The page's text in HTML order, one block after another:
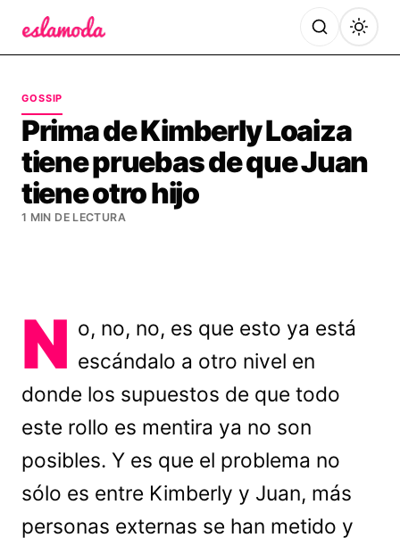
GOSSIP
Prima de Kimberly Loaiza
tiene pruebas de que Juan
tiene otro hijo
1 MIN DE LECTURA
N o, no, no, es que esto ya está
escándalo a otro nivel en
donde los supuestos de que todo
este rollo es mentira ya no son
posibles. Y es que el problema no
sólo es entre Kimberly y Juan, más
personas externas se han metido y